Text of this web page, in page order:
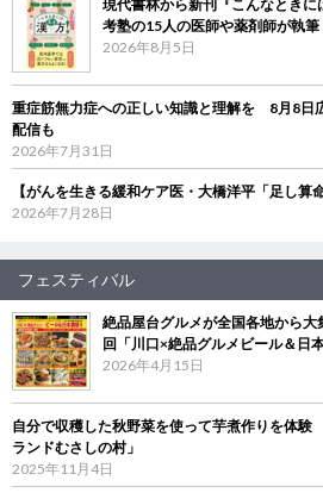
現代書林から新刊『こんなとき
考塾の15人の医師や薬剤師が執筆
2026年8月5日
重症筋無力症への正しい知識と理解を 8月8日
配信も
2026年7月31日
【がんを生きる緩和ケア医・大橋洋平「足し算
2026年7月28日
フェスティバル
絶品屋台グルメが全国各地から
回「川口×絶品グルメビール＆日
2026年4月15日
自分で収穫した秋野菜を使って芋煮作りを体
ランドむさしの村」
2025年11月4日